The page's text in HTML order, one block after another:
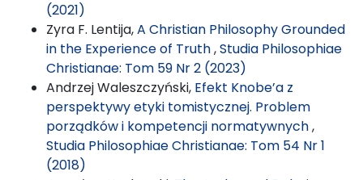
(2021)
Zyra F. Lentija,A Christian Philosophy Grounded
in the Experience of Truth,Studia Philosophiae
Christianae: Tom 59 Nr 2 (2023)
Andrzej Waleszczyński, Efekt Knobe’a z
perspektywy etyki tomistycznej. Problem
porządków i kompetencji normatywnych,
Studia Philosophiae Christianae: Tom 54 Nr 1
(2018)